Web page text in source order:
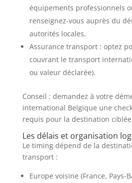
équipements professionnels
renseignez-vous auprès du
autorités locales.
Assurance transport : optez
couvrant le transport
ou valeur déclarée).
Conseil : demandez à votre
international Belgique une
requis pour la destination
Les délais et organisation
Le timing dépend de la
transport :
Europe voisine (France, Pays-